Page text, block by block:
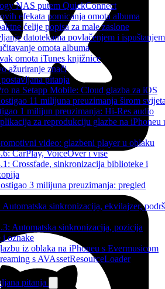
NAS putem QuickConnect
efekata pomicanja omota albuma
ćelije popisa za male zaslone
datotekama povlačenjem i ispuštanjem
omota albuma
omota iTunes knjižnice
ažuriranje znači
pitanja
na Setapp Mobile: Cloud glazba za iOS
11 milijuna preuzimanja širom
1 milijun preuzimanja: Hi-Res audio
za reprodukciju glazbe na iPhoneu
video: glazbeni player u oblaku
CarPlay, VoiceOver i više
Crossfade, sinkronizacija biblioteke i
3 milijuna preuzimanja: pregled
sinkronizacija, ekvilajzer,
Automatska sinkronizacija, pozicija
i oznake
iz oblaka na iPhoneu s Evermusicom
s AVAssetResourceLoader
pitanja